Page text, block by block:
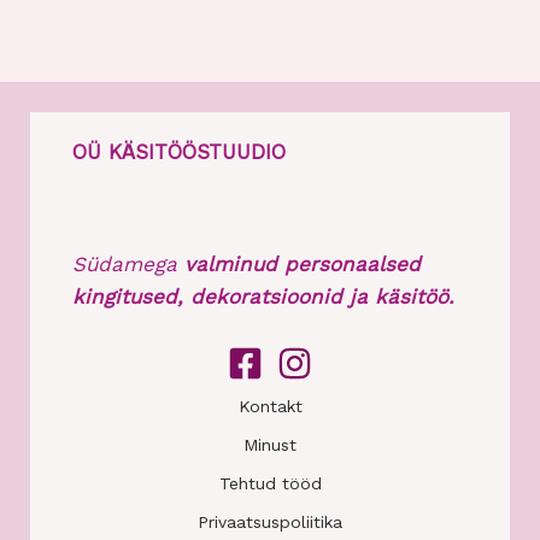
OÜ KÄSITÖÖSTUUDIO
Südamega valminud personaalsed
kingitused, dekoratsioonid ja käsitöö.
Kontakt
Minust
Tehtud tööd
Privaatsuspoliitika